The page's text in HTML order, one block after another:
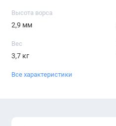
Высота ворса
2,9 мм
Вес
3,7 кг
Все характеристики